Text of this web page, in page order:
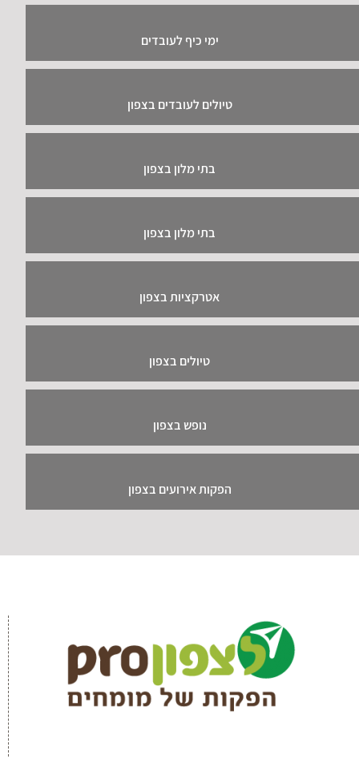
ימי כיף לעובדים
טיולים לעובדים בצפון
בתי מלון בצפון
בתי מלון בצפון
אטרקציות בצפון
טיולים בצפון
נופש בצפון
הפקות אירועים בצפון